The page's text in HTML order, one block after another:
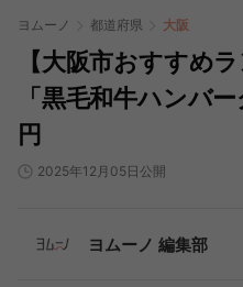
ヨムーノ 都道府県 大阪
【大阪市おすすめ
「黒毛和牛ハンバ
円
2025年12月05日公開
ヨムーノ 編集部